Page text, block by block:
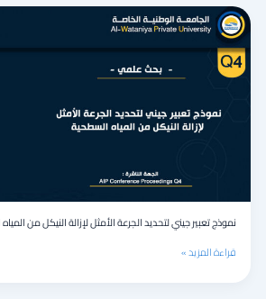
نموذج تعبير جيني لتحديد الجرعة الأمثل لإزالة النيكل من
نموذج
تعبير
جيني
لتحديد
الجرعة
لإزالة
قراءة المزيد »